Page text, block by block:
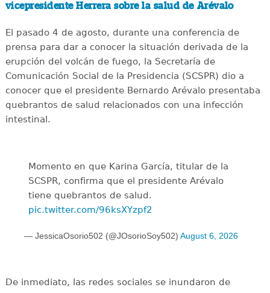
vicepresidente Herrera sobre la salud de Arévalo
El pasado 4 de agosto, durante una conferencia de
prensa para dar a conocer la situación derivada de la
erupción del volcán de fuego, la Secretaría de
Comunicación Social de la Presidencia (SCSPR) dio a
conocer que el presidente Bernardo Arévalo presentaba
quebrantos de salud relacionados con una infección
intestinal.
Momento en que Karina García, titular de la
SCSPR, confirma que el presidente Arévalo
tiene quebrantos de salud.
pic.twitter.com/96ksXYzpf2
— JessicaOsorio502 (@JOsorioSoy502) August 6, 2026
De inmediato, las redes sociales se inundaron de